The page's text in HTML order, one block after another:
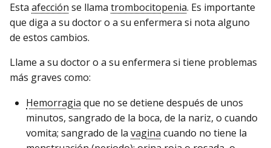
Esta afección se llama trombocitopenia. Es importante
que diga a su doctor o a su enfermera si nota alguno
de estos cambios.
Llame a su doctor o a su enfermera si tiene problemas
más graves como:
Hemorragia que no se detiene después de unos
minutos, sangrado de la boca, de la nariz, o cuando
vomita; sangrado de la vagina cuando no tiene la